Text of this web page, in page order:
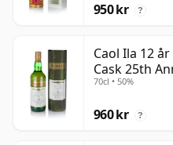
950 kr ?
Caol Ila 12
Cask 25th
70cl • 50%
960 kr ?